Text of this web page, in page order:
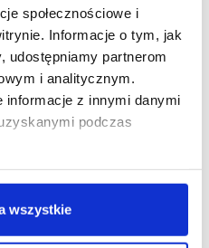
społecznościowe i
Informacje o tym, jak
udostępniamy partnerom
i analitycznym.
informacje z innymi danymi
podczas
wszystkie
centrami handlowymi
usługi dla
by wspierać działalność
tętniące życiem.
biznesowych Property
(DEV) oraz Resources,
m.in. zarządzanie
handlowej,
marketing, ESG,
kompleksowo
o łącznej
komercjalizator
tym Blue City
Auchan.